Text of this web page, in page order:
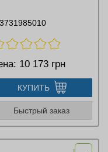
10 173 грн
КУПИТЬ
Быстрый заказ